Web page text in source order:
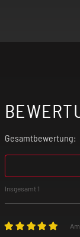
Befüllsystem
Airflow-
Anschluss :
Gesamtbewertung:
Insgesamt 1